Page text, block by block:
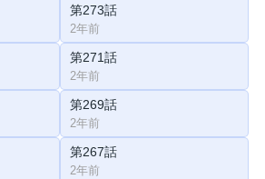
第273話
2年前
第271話
2年前
第269話
2年前
第267話
2年前